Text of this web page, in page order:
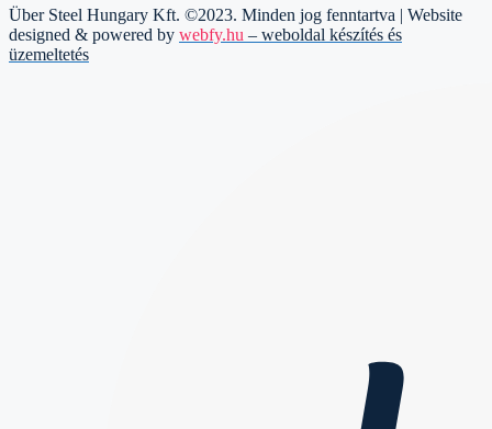
Über Steel Hungary Kft. ©2023. Minden jog fenntartva | Website
designed & powered by webfy.hu – weboldal készítés és
üzemeltetés